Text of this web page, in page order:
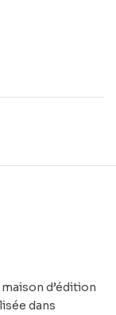
votre
de la parole
d’édition
dans